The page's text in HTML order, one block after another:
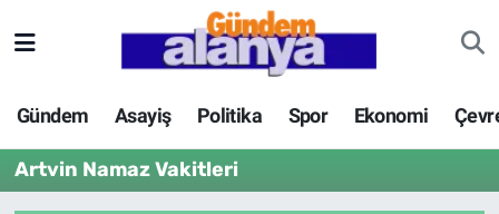
Gündem Asayiş Politika Spor Ekonomi
Artvin Namaz Vakitleri